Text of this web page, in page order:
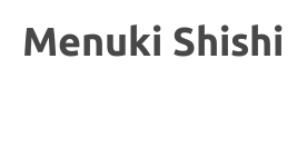
Menuki Shishi